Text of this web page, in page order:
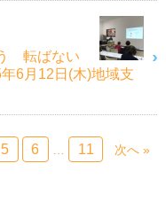
転ばない
6月12日(木)地域支
5 6 … 11 次へ »